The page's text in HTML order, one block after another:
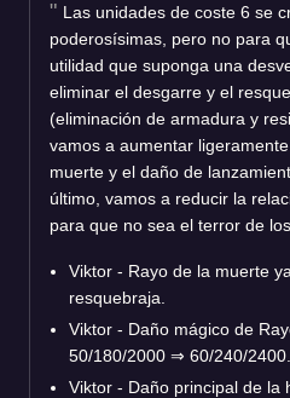
Las unidades de coste 6 se
poderosísimas, pero no para
utilidad que suponga una
eliminar el desgarre y el
(eliminación de armadura y
vamos a aumentar
muerte y el daño de
último, vamos a reducir la
para que no sea el terror de
Viktor - Rayo de la muerte
resquebraja.
Viktor - Daño mágico de
50/180/2000 ⇒ 60/240/2400.
Viktor - Daño principal de la